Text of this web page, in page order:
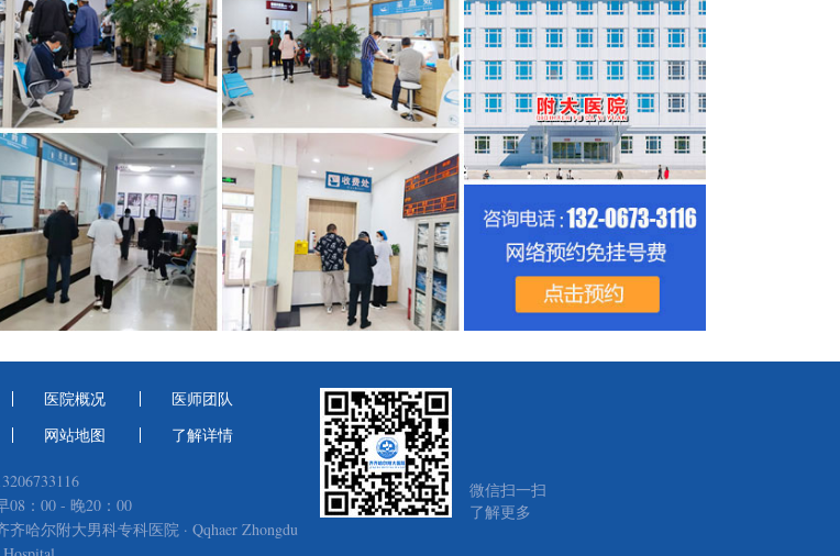
医院概况
医师团队
网站地图 了解详情
08：00 - 晚20：00
齐哈尔附大男科专科医院 · Qqhaer Zhongdu
微信扫一扫
了解更多